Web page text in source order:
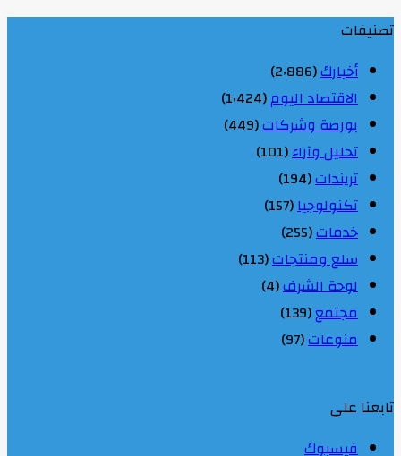
تصنيفات
أخبارك(2٬886)
الاقتصاد اليوم(1٬424)
بورصة وشركات(449)
تحليل وآراء(101)
تريندات(194)
تكنولوجيا(157)
خدمات(255)
سلع ومنتجات(113)
لوحة الشرف(4)
مجتمع(139)
منوعات(97)
تابعنا على
فيسبوك